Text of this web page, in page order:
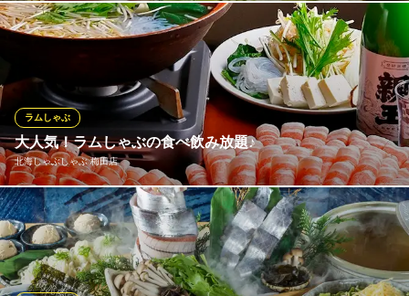
やわらかな鴨肉をたっぷりのお出汁でしゃぶしゃぶする絶品鍋。
お鍋の具材には仙台名産の「せり」も！香りがよくシャキシャキ
とした歯触りが楽しい「せり」が鴨の旨味を吸ってとっておきの
おいしさに！当店一押しのメニューです！※注文は2人前から承っ
ております。
個室居酒屋×食べ放題 牛タン マサムネ お初天神店
お初天神居酒屋個室宴会
大阪メトロ御堂筋線梅田駅 徒歩4分
大阪府大阪市北区曽根崎2-11-23
大人気！ラムしゃぶの食べ飲み放題♪
北海しゃぶしゃぶ 梅田店
ラムしゃぶ
当店では、臭みが少なく柔らかい、厳選したラム肉のみを使用し
ております。一度食べ始めると止まらない美味しさです♪人気のし
ゃぶしゃぶ食べ放題や、セットメニューを各種ご用意しておりま
す。